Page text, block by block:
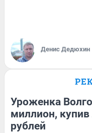
Денис Дедюхин
Уроженка
миллион, купив
рублей